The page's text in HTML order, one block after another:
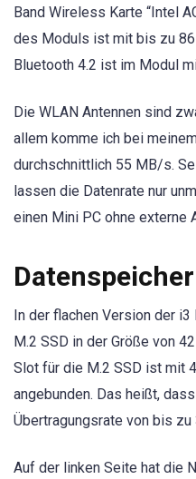
Band Wireless Karte “Intel
des Moduls ist mit bis zu
Bluetooth 4.2 ist im Modul
Die WLAN Antennen sind
allem komme ich bei
durchschnittlich 55 MB/s.
lassen die Datenrate nur
einen Mini PC ohne externe
Datenspeicher
In der flachen Version der i3
M.2 SSD in der Größe von
Slot für die M.2 SSD ist mit
angebunden. Das heißt,
Übertragungsrate von bis
Auf der linken Seite hat die